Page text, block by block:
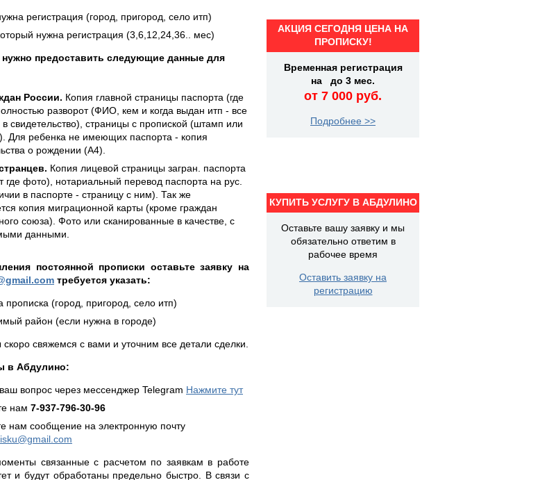
регистрация (город, пригород, село итп)
нужна регистрация (3,6,12,24,36.. мес)
предоставить следующие данные для
России. Копия главной страницы паспорта (где
разворот (ФИО, кем и когда выдан итп - все
в свидетельство), страницы с пропиской (штамп или
Для ребенка не имеющих паспорта - копия
о рождении (А4).
Копия лицевой страницы загран. паспорта
где фото), нотариальный перевод паспорта на рус.
в паспорте - страницу с ним). Так же
копия миграционной карты (кроме граждан
союза). Фото или сканированные в качестве, с
данными.
постоянной прописки оставьте заявку на
требуется указать:
прописка (город, пригород, село итп)
район (если нужна в городе)
свяжемся с вами и уточним все детали сделки.
в Абдулино:
вопрос через мессенджер Telegram Нажмите тут
нам 7-937-796-30-96
нам сообщение на электронную почту
связанные с расчетом по заявкам в работе
и будут обработаны предельно быстро. В связи с
АКЦИЯ СЕГОДНЯ ЦЕНА НА
ПРОПИСКУ!
Временная регистрация
на до 3 мес.
от 7 000 руб.
Подробнее >>
КУПИТЬ УСЛУГУ В АБДУЛИНО
Оставьте вашу заявку и мы
обязательно ответим в
рабочее время
Оставить заявку на
регистрацию